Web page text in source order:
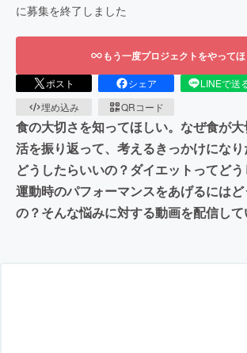
に募集を終了しました
もう一度プロジェクトをやって
ポスト シェア LINEで送
埋め込み
QRコード
食の大切さを知ってほしい。なぜ食が
活を振り返って、考えるきっかけにな
どうしたらいいの？ダイエットってど
運動時のパフォーマンスをあげるには
の？そんな悩みに対する動画を配信して